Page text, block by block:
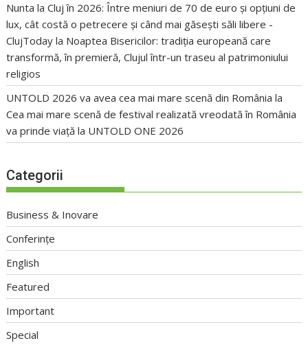
Nunta la Cluj în 2026: Între meniuri de 70 de euro și opțiuni de
lux, cât costă o petrecere și când mai găsești săli libere -
ClujToday la Noaptea Bisericilor: tradiția europeană care
transformă, în premieră, Clujul într-un traseu al patrimoniului
religios
UNTOLD 2026 va avea cea mai mare scenă din România la
Cea mai mare scenă de festival realizată vreodată în România
va prinde viață la UNTOLD ONE 2026
Categorii
Business & Inovare
Conferințe
English
Featured
Important
Special